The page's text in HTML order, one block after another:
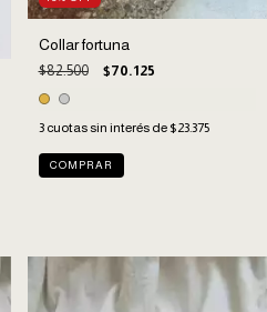
Collar fortuna
$82.500 $70.125
3 cuotas sin interés de $23.375
COMPRAR